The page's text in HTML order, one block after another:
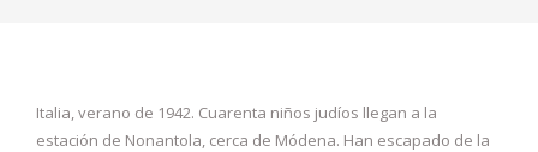
Italia, verano de 1942. Cuarenta niños judíos llegan a la
estación de Nonantola, cerca de Módena. Han escapado de la